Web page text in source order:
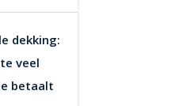
dekking:
veel
betaalt